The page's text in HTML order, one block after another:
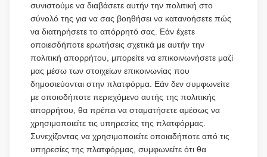
συνιστούμε να διαβάσετε αυτήν την πολιτική στο
σύνολό της για να σας βοηθήσει να κατανοήσετε πώς
να διατηρήσετε το απόρρητό σας. Εάν έχετε
οποιεσδήποτε ερωτήσεις σχετικά με αυτήν την
πολιτική απορρήτου, μπορείτε να επικοινωνήσετε μαζί
μας μέσω των στοιχείων επικοινωνίας που
δημοσιεύονται στην πλατφόρμα. Εάν δεν συμφωνείτε
με οποιοδήποτε περιεχόμενο αυτής της πολιτικής
απορρήτου, θα πρέπει να σταματήσετε αμέσως να
χρησιμοποιείτε τις υπηρεσίες της πλατφόρμας.
Συνεχίζοντας να χρησιμοποιείτε οποιαδήποτε από τις
υπηρεσίες της πλατφόρμας, συμφωνείτε ότι θα